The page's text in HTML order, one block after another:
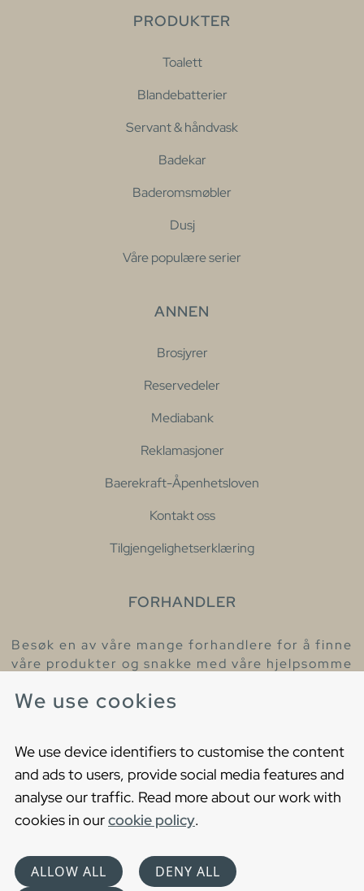
We use cookies
We use device identifiers to customise the content
and ads to users, provide social media features and
analyse our traffic. Read more about our work with
cookies in ourcookie policy.
ALLOW ALL DENY ALL
PRODUKTER
Toalett
Blandebatterier
Servant & håndvask
Badekar
Baderomsmøbler
Dusj
Våre populære serier
ANNEN
Brosjyrer
Reservedeler
Mediabank
Reklamasjoner
Baerekraft-Åpenhetsloven
Kontakt oss
Tilgjengelighetserklæring
FORHANDLER
Besøk en av våre mange forhandlere for å finne
våre produkter og snakke med våre hjelpsomme
Cookies
Privacy statement